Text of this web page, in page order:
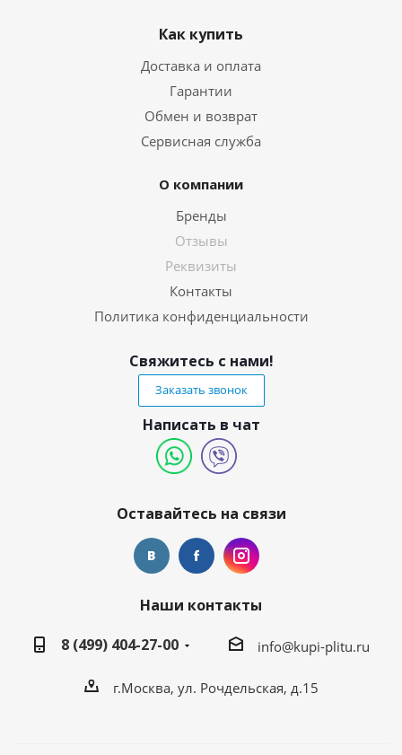
Как купить
Доставка и оплата
Гарантии
Обмен и возврат
Сервисная служба
О компании
Бренды
Отзывы
Реквизиты
Контакты
Политика конфиденциальности
Свяжитесь с нами!
Заказать звонок
Написать в чат
Оставайтесь на связи
Наши контакты
8 (499) 404-27-00
info@kupi-plitu.ru
г.Москва, ул. Рочдельская, д.15